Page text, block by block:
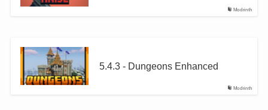
Modrinth
Modrinth
5.4.3 - Dungeons Enhanced